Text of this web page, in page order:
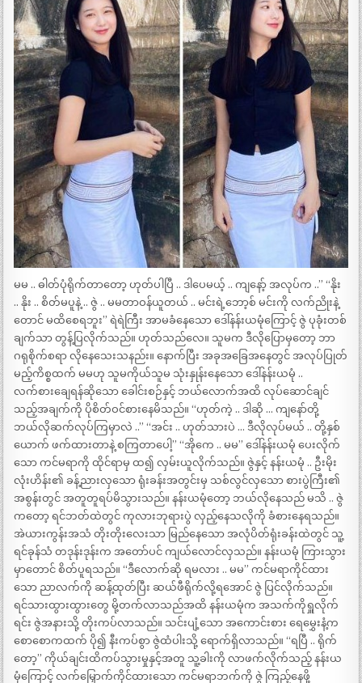
မမ .. ဓါတ်ပုံရိုက်တာတော့ ဟုတ်ပါပြီ .. ဒါပေမယ့် .. ကျနော့် အလုပ်က ..” “နိုး
.. နိုး .. စိတ်မပူနဲ့ .. ဇွဲ .. မမတာဝန်ယူတယ် .. မင်းရဲ့ဘော့စ် မင်းကို လက်ညိုးနဲ့
တောင် မထိစေရဘူး” ရဲရဲကြီး အာမခံနေသော ဒေါ်နန်းယမုံကြောင့် ဇွဲ ပုခုံးတစ်
ချက်သာ တွန့်ပြလိုက်သည်။ ဟုတ်သည်လေ။ သူမက ဒီလိုပြောမှတော့ ဘာ
ဂရုစိုက်စရာ လိုနေသေးသနည်း။ နောက်ပြီး အခုအခြေအနေတွင် အလုပ်ပြုတ်
မည့်ကိစ္စထက် မမဟု သူမကိုယ်သူမ သုံးနှုန်းနေသော ဒေါ်နန်းယမုံ ..
လက်စားချေရန်ဆိုသော ခေါင်းစဉ်နှင့် ဘယ်လောက်အထိ လုပ်ဆောင်ချင်
သည့်အချက်ကို ပိုစိတ်ဝင်စားနေမိသည်။ “ဟုတ်ကဲ့ .. ဒါဆို … ကျနော်တို့
ဘယ်လိုဆက်လုပ်ကြမှာလဲ ..” “အင်း .. ဟုတ်သားပဲ … ဒီလိုလုပ်မယ် .. တို့နှစ်
ယောက် ဖက်ထားတာနဲ့ စကြတာပေါ့” “အိုကေ .. မမ” ဒေါ်နန်းယမုံ ပေးလိုက်
သော ကင်မရာကို ထိုင်ရာမှ ထ၍ လှမ်းယူလိုက်သည်။ ဇွဲနှင့် နန်းယမုံ .. ဦးမိုး
လုံးဟိန်း၏ ခန့်ညားလှသော ရုံးခန်းအတွင်းမှ သစ်လွင်လှသော စားပွဲကြီး၏
အစွန်းတွင် အတူတူရပ်မိသွားသည်။ နန်းယမုံတော့ ဘယ်လိုနေသည် မသိ .. ဇွဲ
ကတော့ ရင်ဘတ်ထဲတွင် ကုလားဘုရားပွဲ လှည့်နေသလိုကို ခံစားနေရသည်။
အဲယားကွန်းအသံ တိုးတိုးလေးသာ မြည်နေသော အလုံပိတ်ရုံးခန်းထဲတွင် သူ့
ရင်ခုန်သံ တဒုန်းဒုန်းက အတော်ပင် ကျယ်လောင်လှသည်။ နန်းယမုံ ကြားသွား
မှာတောင် စိတ်ပူရသည်။ “ဒီလောက်ဆို ရမလား .. မမ” ကင်မရာကိုင်ထား
သော ညာလက်ကို ဆန့်ထုတ်ပြီး ဆယ်ဖီရိုက်လို့ရအောင် ဇွဲ ပြင်လိုက်သည်။
ရင်သားထွားထွားတွေ မို့တက်လာသည်အထိ နန်းယမုံက အသက်ကိုရှူလိုက်
ရင်း ဇွဲအနားသို့ တိုးကပ်လာသည်။ သင်းပျံ့သော အကောင်းစား ရေမွှေးနံ့က
စောစောကထက် ပို၍ နီးကပ်စွာ ဇွဲထံပါးသို့ ရောက်ရှိလာသည်။ “ရပြီ .. ရိုက်
တော့” ကိုယ်ချင်းထိကပ်သွားမှုနှင့်အတူ သူ့ခါးကို လာဖက်လိုက်သည့် နန်းယ
မုံကြောင့် လက်မြှောက်ကိုင်ထားသော ကင်မရာဘက်ကို ဇွဲ ကြည့်နေဖို့